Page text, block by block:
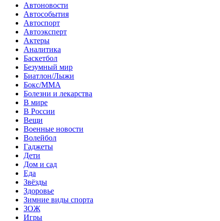
Автоновости
Автособытия
Автоспорт
Автоэксперт
Актеры
Аналитика
Баскетбол
Безумный мир
Биатлон/Лыжи
Бокс/MMA
Болезни и лекарства
В мире
В России
Вещи
Военные новости
Волейбол
Гаджеты
Дети
Дом и сад
Еда
Звёзды
Здоровье
Зимние виды спорта
ЗОЖ
Игры